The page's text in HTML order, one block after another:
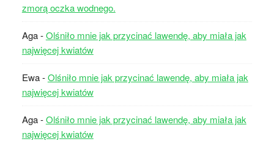
zmorą oczka wodnego.
Aga-Olśniło mnie jak przycinać lawendę, aby miała jak
najwięcej kwiatów
Ewa-Olśniło mnie jak przycinać lawendę, aby miała jak
najwięcej kwiatów
Aga-Olśniło mnie jak przycinać lawendę, aby miała jak
najwięcej kwiatów